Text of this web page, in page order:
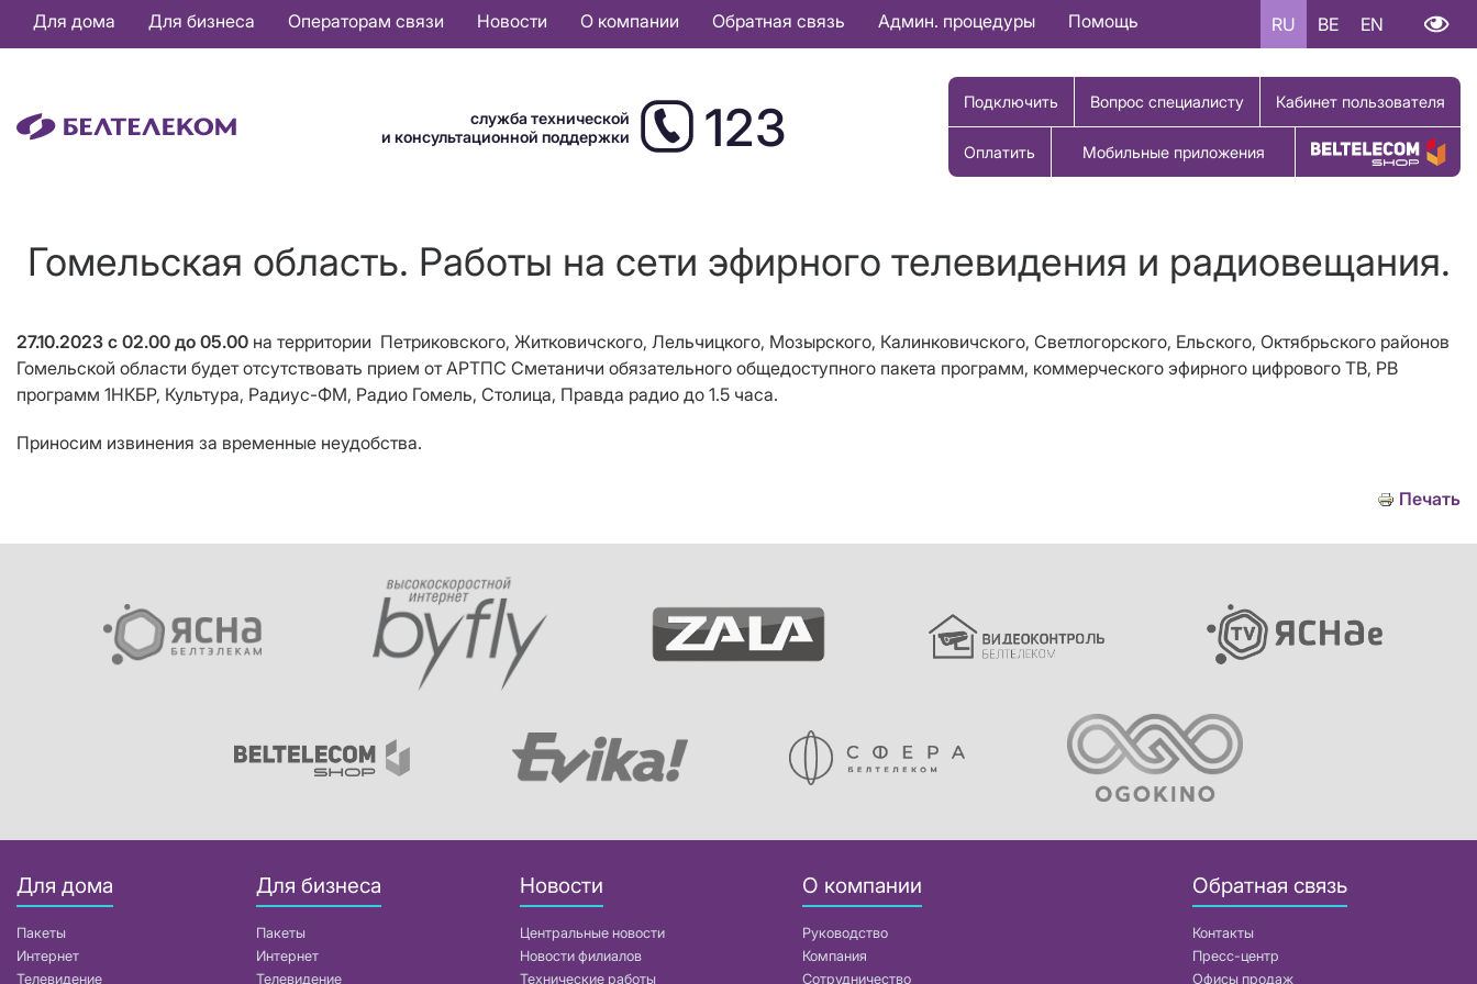
Основная
навигация
Для дома Для бизнеса Операторам связи Новости О компании Обратная связь Админ. процедуры Помощь RU BE EN
служба технической
и консультационной поддержки
123 Подключить Вопрос специалисту Кабинет пользователя
Оплатить Мобильные приложения Купить товар
Гомельская область. Работы на сети эфирного телевидения и радиовещания.
27.10.2023 с 02.00 до 05.00 на территории Петриковского, Житковичского, Лельчицкого, Мозырского, Калинковичского, Светлогорского, Ельского, Октябрьского районов
Гомельской области будет отсутствовать прием от АРТПС Сметаничи обязательного общедоступного пакета программ, коммерческого эфирного цифрового ТВ, РВ
программ 1НКБР, Культура, Радиус-ФМ, Радио Гомель, Столица, Правда радио до 1.5 часа.
Приносим извинения за временные неудобства.
Печать
Для дома
Пакеты
Интернет
Телевидение
Для бизнеса
Пакеты
Интернет
Телевидение
Новости
Центральные новости
Новости филиалов
Технические работы
О компании
Руководство
Компания
Сотрудничество
Обратная связь
Контакты
Пресс-центр
Офисы продаж